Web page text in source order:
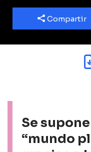
Compartir
Se
“mundo